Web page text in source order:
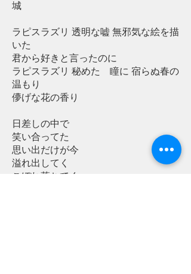
城
ラピスラズリ 透明な嘘 無邪気な絵を描
いた
君から好きと言ったのに
ラピスラズリ 秘めた 瞳に 宿らぬ春の
温もり
儚げな花の香り
日差しの中で
笑い合ってた
思い出だけが今
溢れ出してく
こぼれ落ちてく